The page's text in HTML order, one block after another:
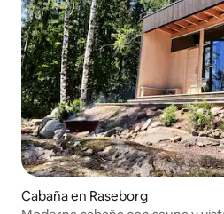
Cabaña en Raseborg